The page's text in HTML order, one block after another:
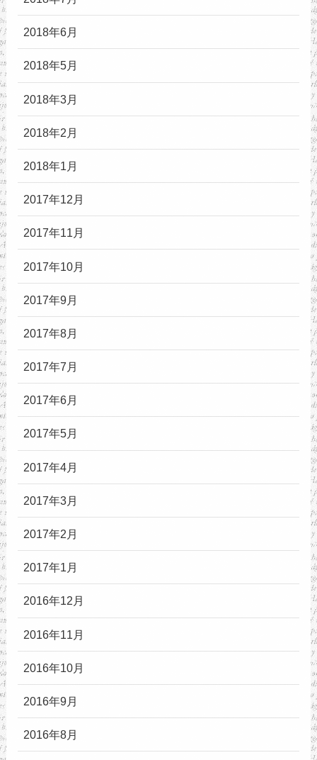
2018年6月
2018年5月
2018年3月
2018年2月
2018年1月
2017年12月
2017年11月
2017年10月
2017年9月
2017年8月
2017年7月
2017年6月
2017年5月
2017年4月
2017年3月
2017年2月
2017年1月
2016年12月
2016年11月
2016年10月
2016年9月
2016年8月